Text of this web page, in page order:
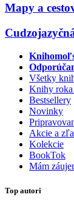
Mapy a
Všetky
Knihy roka
Bestsellery
Novinky
Akcie a
Kolekcie
BookTok
Mám
Top autori